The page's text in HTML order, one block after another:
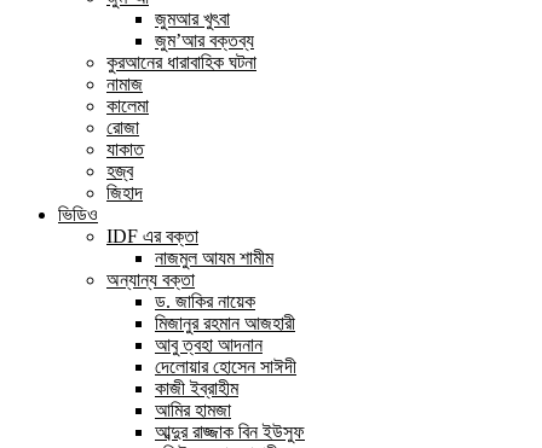
জুমআর খুৎবা
জুম’আর বক্তব্য
কুরআনের ধারাবাহিক ঘটনা
নামাজ
কালেমা
রোজা
যাকাত
হজ্ব
জিহাদ
ভিডিও
IDF এর বক্তা
নাজমুল আযম শামীম
অন্যান্য বক্তা
ড. জাকির নায়েক
মিজানুর রহমান আজহারী
আবু ত্বহা আদনান
দেলোয়ার হোসেন সাঈদী
কাজী ইব্রাহীম
আমির হামজা
আব্দুর রাজ্জাক বিন ইউসুফ